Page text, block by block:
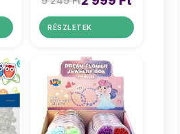
RÉSZLETEK